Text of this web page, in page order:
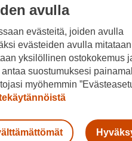
Kokotaulukko
avulla
evästeitä, joiden avulla
evästeiden avulla mitataan
yksilöllinen ostokokemus
suostumuksesi
myöhemmin